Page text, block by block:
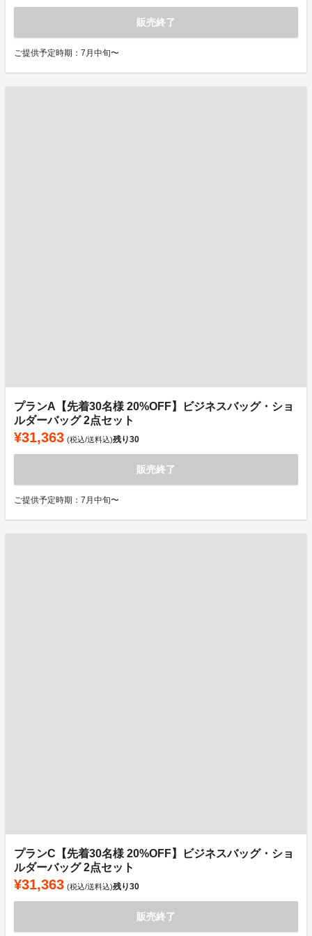
販売終了
ご提供予定時期：7月中旬〜
プランA【先着30名様 20%OFF】ビジネスバッグ・ショ
ルダーバッグ 2点セット
¥31,363 (税込/送料込)残り30
販売終了
ご提供予定時期：7月中旬〜
プランC【先着30名様 20%OFF】ビジネスバッグ・ショ
ルダーバッグ 2点セット
¥31,363 (税込/送料込)残り30
販売終了